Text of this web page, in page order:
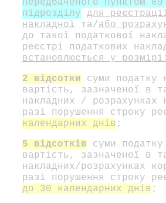
передбаченого пунктом
підрозділу
для
накладної та/або
до такої податкової
реєстрі податкових
встановлюється у розмірі:
2 відсотки суми податку
вартість, зазначеної в
накладних / розрахунках
разі порушення строку
календарних днів ;
5 відсотків суми
вартість, зазначеної в
накладних/розрахунках
разі порушення строку
до 30 календарних днів ;